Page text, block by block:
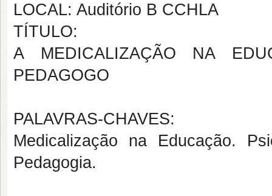
LOCAL: Auditório B CCHLA
TÍTULO:
A MEDICALIZAÇÃO NA
PEDAGOGO
PALAVRAS-CHAVES:
Medicalização na Educação.
Pedagogia.